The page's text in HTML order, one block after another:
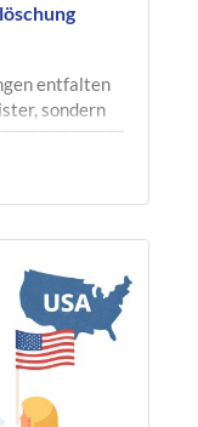
entfalten
sondern
wird das auf